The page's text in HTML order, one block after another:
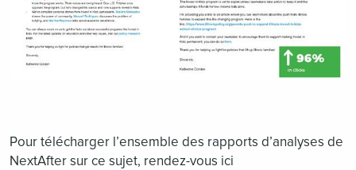
Pour télécharger l’ensemble des rapports d’analyses de
NextAfter sur ce sujet, rendez-vous ici